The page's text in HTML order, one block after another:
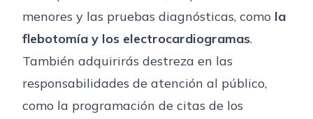
menores y las pruebas diagnósticas, como la
flebotomía y los electrocardiogramas.
También adquirirás destreza en las
responsabilidades de atención al público,
como la programación de citas de los